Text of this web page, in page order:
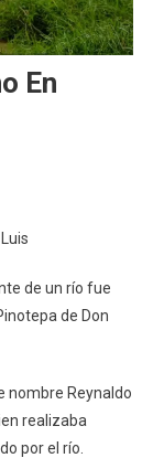
En
de un río fue
de Don
nombre Reynaldo
realizaba
por el río.